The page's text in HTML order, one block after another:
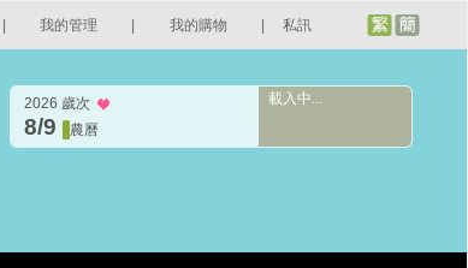
我的管理 我的購物 私訊
2026 歲次
8/9 農曆
載入中...